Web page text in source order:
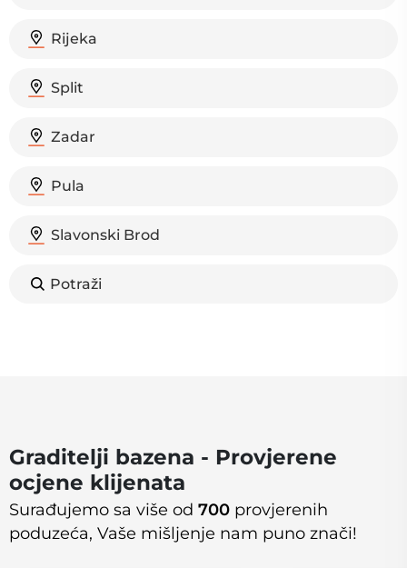
Rijeka
Split
Zadar
Pula
Slavonski Brod
Potraži
Graditelji bazena - Provjerene
ocjene klijenata
Surađujemo sa više od 700 provjerenih
poduzeća, Vaše mišljenje nam puno znači!